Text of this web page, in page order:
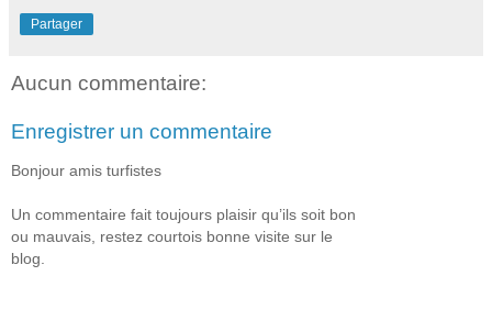
Partager
Aucun commentaire:
Enregistrer un commentaire
Bonjour amis turfistes
Un commentaire fait toujours plaisir qu’ils soit bon
ou mauvais, restez courtois bonne visite sur le
blog.